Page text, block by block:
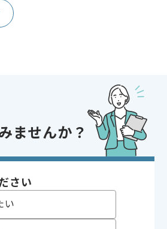
ざいます！まずはお気軽にご相談ください！
ませんか？
さい
い